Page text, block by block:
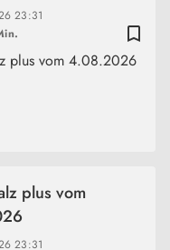
bookmark_border
23:31
plus vom 4.08.2026
23:31
plus vom